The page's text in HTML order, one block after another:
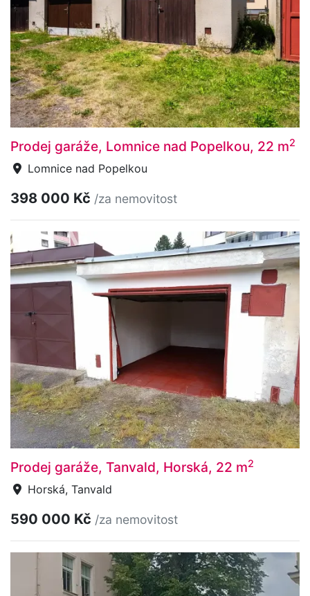
Prodej garáže, Lomnice nad Popelkou, 22 m2
Lomnice nad Popelkou
398 000 Kč /za nemovitost
Prodej garáže, Tanvald, Horská, 22 m2
Horská, Tanvald
590 000 Kč /za nemovitost